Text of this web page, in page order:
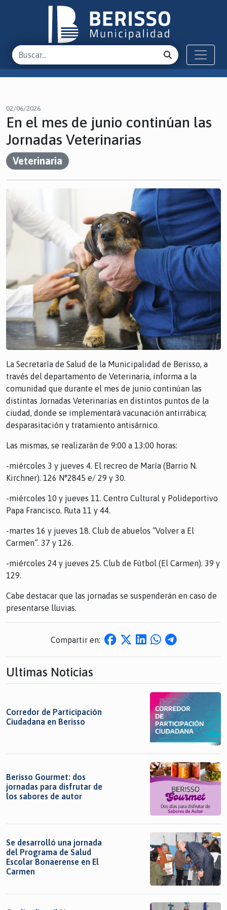
02/06/2026
En el mes de junio continúan las
Jornadas Veterinarias
Veterinaria
La Secretaría de Salud de la Municipalidad de Berisso, a
través del departamento de Veterinaria, informa a la
comunidad que durante el mes de junio continúan las
distintas Jornadas Veterinarias en distintos puntos de la
ciudad, donde se implementará vacunación antirrábica;
desparasitación y tratamiento antisárnico.
Las mismas, se realizarán de 9:00 a 13:00 horas:
-miércoles 3 y jueves 4. El recreo de María (Barrio N.
Kirchner). 126 N°2845 e/ 29 y 30.
-miércoles 10 y jueves 11. Centro Cultural y Polideportivo
Papa Francisco. Ruta 11 y 44.
-martes 16 y jueves 18. Club de abuelos “Volver a El
Carmen”. 37 y 126.
-miércoles 24 y jueves 25. Club de Fútbol (El Carmen). 39 y
129.
Cabe destacar que las jornadas se suspenderán en caso de
presentarse lluvias.
Compartir en:
Ultimas Noticias
Corredor de Participación
Ciudadana en Berisso
Berisso Gourmet: dos
jornadas para disfrutar de
los sabores de autor
Se desarrolló una jornada
del Programa de Salud
Escolar Bonaerense en El
Carmen